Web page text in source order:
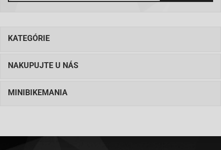
KATEGÓRIE
NAKUPUJTE U NÁS
MINIBIKEMANIA